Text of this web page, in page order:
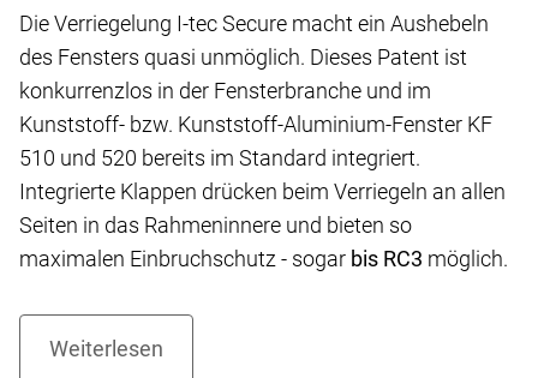
Die Verriegelung I-tec Secure macht ein Aushebeln
des Fensters quasi unmöglich. Dieses Patent ist
konkurrenzlos in der Fensterbranche und im
Kunststoff- bzw. Kunststoff-Aluminium-Fenster KF
510 und 520 bereits im Standard integriert.
Integrierte Klappen drücken beim Verriegeln an allen
Seiten in das Rahmeninnere und bieten so
maximalen Einbruchschutz - sogar bis RC3 möglich.